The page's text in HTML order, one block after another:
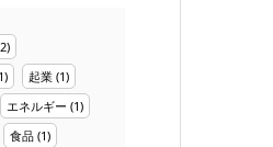
起業 (1)
エネルギー (1)
食品 (1)